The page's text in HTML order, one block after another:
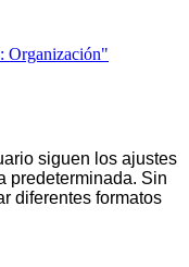
Organización"
siguen los ajustes
predeterminada. Sin
diferentes formatos